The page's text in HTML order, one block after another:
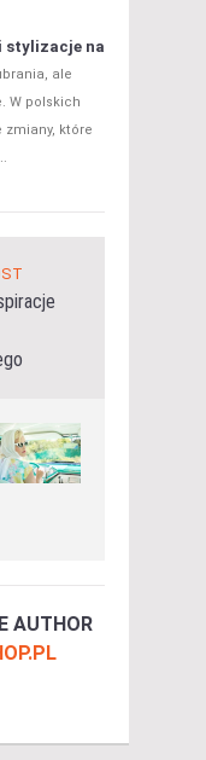
stylizacje na
ale
W polskich
które
AUTHOR